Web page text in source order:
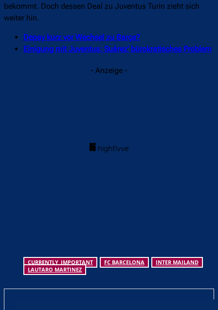
bekommt. Doch dessen Deal zu Juventus Turin zieht sich
weiter hin.
Depay kurz vor Wechsel zu Barça?
Einigung mit Juventus: Suárez‘ bürokratisches Problem
- Anzeige -
CURRENTLY_IMPORTANT FC BARCELONA
INTER MAILAND
LAUTARO MARTINEZ